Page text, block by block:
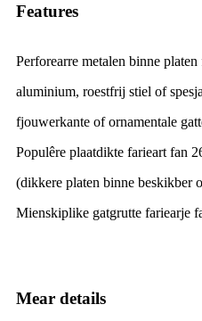
Features
Perforearre metalen binne platen
aluminium, roestfrij stiel of
fjouwerkante of ornamentale
Populêre plaatdikte farieart fan
(dikkere platen binne beskikber
Mienskiplike gatgrutte fariearje
Mear details